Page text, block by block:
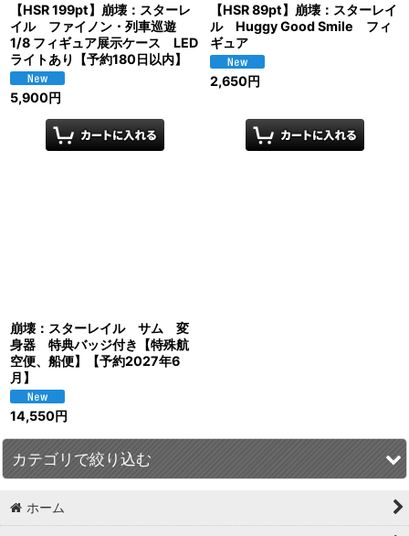
【HSR 199pt】崩壊：スターレ
イル ファイノン・列車巡遊
1/8 フィギュア展示ケース LED
ライトあり【予約180日以内】
5,900円
【HSR 89pt】崩壊：スターレイ
ル Huggy Good Smile フィ
ギュア
2,650円
崩壊：スターレイル サム 変
身器 特典バッジ付き【特殊航
空便、船便】【予約2027年6
月】
14,550円
カテゴリで絞り込む
崩壊：スターレイル (全商品)
ホーム